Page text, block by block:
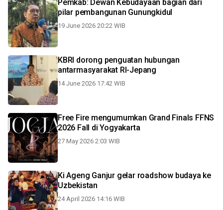
Pemkab: Dewan Kebudayaan bagian dari
pilar pembangunan Gunungkidul
19 June 2026 20:22 WIB
KBRI dorong penguatan hubungan
antarmasyarakat RI-Jepang
14 June 2026 17:42 WIB
Free Fire mengumumkan Grand Finals FFNS
2026 Fall di Yogyakarta
27 May 2026 2:03 WIB
Ki Ageng Ganjur gelar roadshow budaya ke
Uzbekistan
24 April 2026 14:16 WIB